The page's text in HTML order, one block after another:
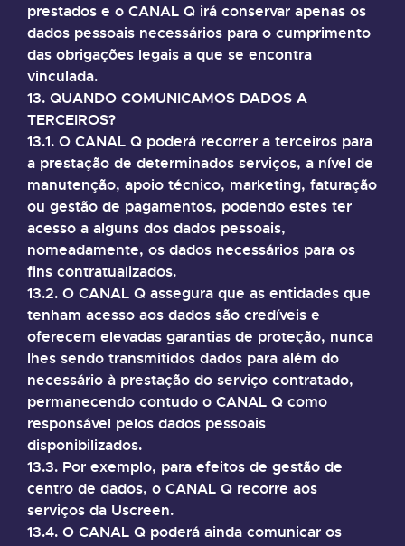
prestados e o CANAL Q irá conservar apenas os
dados pessoais necessários para o cumprimento
das obrigações legais a que se encontra
vinculada.
13. QUANDO COMUNICAMOS DADOS A
TERCEIROS?
13.1. O CANAL Q poderá recorrer a terceiros para
a prestação de determinados serviços, a nível de
manutenção, apoio técnico, marketing, faturação
ou gestão de pagamentos, podendo estes ter
acesso a alguns dos dados pessoais,
nomeadamente, os dados necessários para os
fins contratualizados.
13.2. O CANAL Q assegura que as entidades que
tenham acesso aos dados são credíveis e
oferecem elevadas garantias de proteção, nunca
lhes sendo transmitidos dados para além do
necessário à prestação do serviço contratado,
permanecendo contudo o CANAL Q como
responsável pelos dados pessoais
disponibilizados.
13.3. Por exemplo, para efeitos de gestão de
centro de dados, o CANAL Q recorre aos
serviços da Uscreen.
13.4. O CANAL Q poderá ainda comunicar os